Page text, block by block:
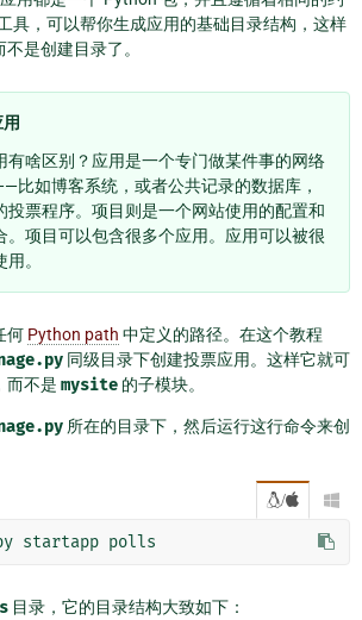
具，可以帮你生成应用的基础目录结构，这样
是创建目录了。
有啥区别？应用是一个专门做某件事的网络
比如博客系统，或者公共记录的数据库，
投票程序。项目则是一个网站使用的配置和
。项目可以包含很多个应用。应用可以被很
。
何 Python path 中定义的路径。在这个教程
同级目录下创建投票应用。这样它就可
而不是 mysite 的子模块。
所在的目录下，然后运行这行命令来创
/ 
目录，它的目录结构大致如下：